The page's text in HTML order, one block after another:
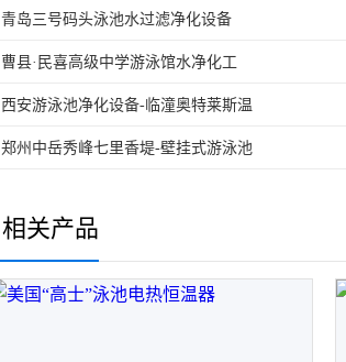
青岛三号码头泳池水过滤净化设备
曹县·民喜高级中学游泳馆水净化工
西安游泳池净化设备-临潼奥特莱斯温
郑州中岳秀峰七里香堤-壁挂式游泳池
相关产品